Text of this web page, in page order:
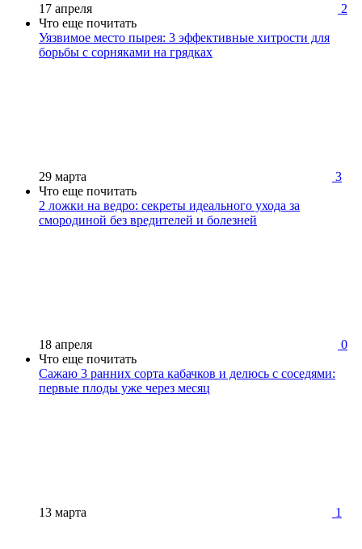
17 апреля
2
Что еще почитать
Уязвимое место пырея: 3 эффективные хитрости для
борьбы с сорняками на грядках
29 марта
3
Что еще почитать
2 ложки на ведро: секреты идеального ухода за
смородиной без вредителей и болезней
18 апреля
0
Что еще почитать
Сажаю 3 ранних сорта кабачков и делюсь с соседями:
первые плоды уже через месяц
13 марта 1